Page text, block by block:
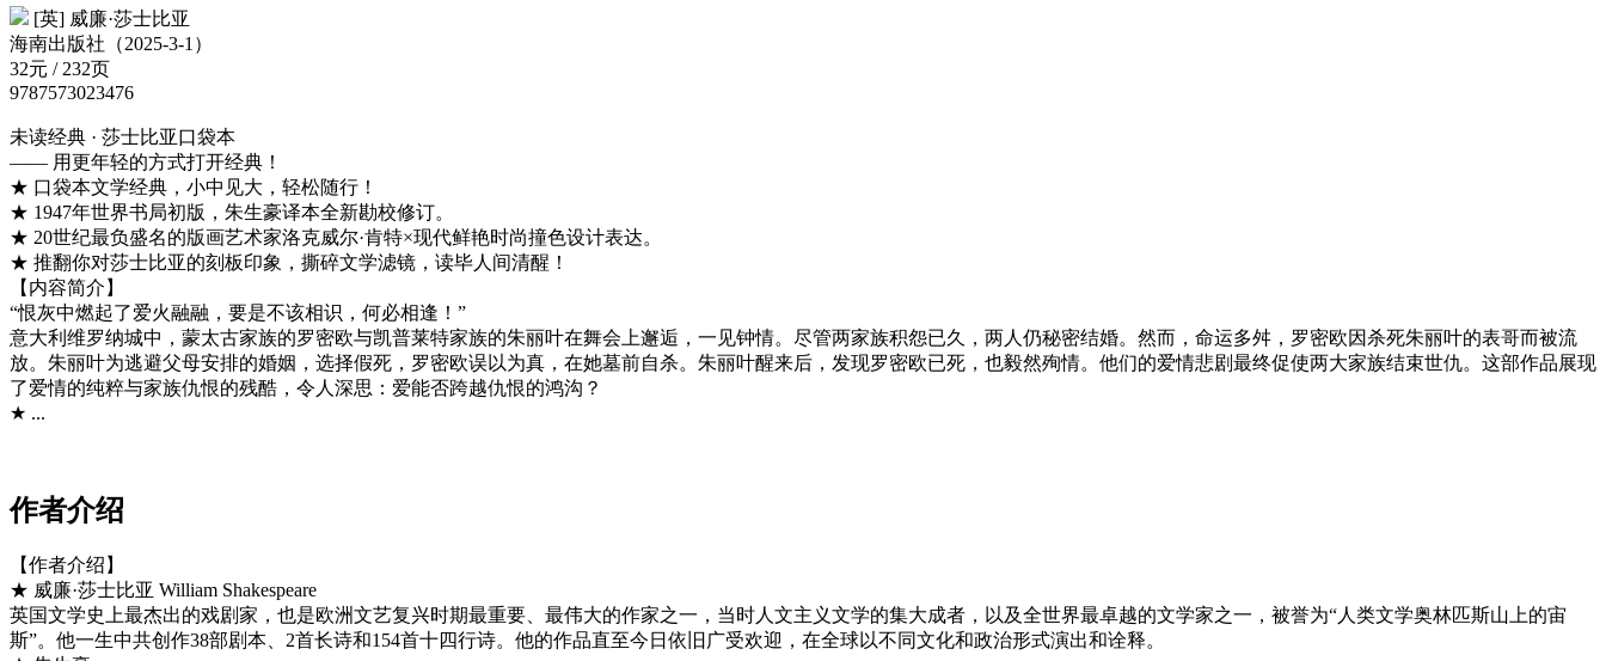
[英] 威廉·莎士比亚
海南出版社（2025-3-1）
32元 / 232页
9787573023476
未读经典 · 莎士比亚口袋本
—— 用更年轻的方式打开经典！
★ 口袋本文学经典，小中见大，轻松随行！
★ 1947年世界书局初版，朱生豪译本全新勘校修订。
★ 20世纪最负盛名的版画艺术家洛克威尔·肯特×现代鲜艳时尚撞色设计表达。
★ 推翻你对莎士比亚的刻板印象，撕碎文学滤镜，读毕人间清醒！
【内容简介】
“恨灰中燃起了爱火融融，要是不该相识，何必相逢！”
意大利维罗纳城中，蒙太古家族的罗密欧与凯普莱特家族的朱丽叶在舞会上邂逅，一见钟情。尽管两家族积怨已久，两人仍秘密结婚。然而，命运多舛，罗密欧因杀死朱丽叶的表哥而被流
放。朱丽叶为逃避父母安排的婚姻，选择假死，罗密欧误以为真，在她墓前自杀。朱丽叶醒来后，发现罗密欧已死，也毅然殉情。他们的爱情悲剧最终促使两大家族结束世仇。这部作品展现
了爱情的纯粹与家族仇恨的残酷，令人深思：爱能否跨越仇恨的鸿沟？
★ ...
作者介绍
【作者介绍】
★ 威廉·莎士比亚 William Shakespeare
英国文学史上最杰出的戏剧家，也是欧洲文艺复兴时期最重要、最伟大的作家之一，当时人文主义文学的集大成者，以及全世界最卓越的文学家之一，被誉为“人类文学奥林匹斯山上的宙
斯”。他一生中共创作38部剧本、2首长诗和154首十四行诗。他的作品直至今日依旧广受欢迎，在全球以不同文化和政治形式演出和诠释。